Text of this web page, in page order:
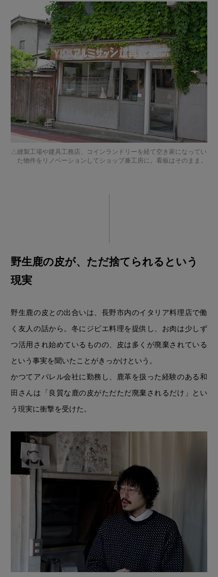
縫製工場や建具工務店、コインランドリーを経て空き家になってい
た物件をリノベーションしてショップ兼工房に。看板はそのまま。
野生鹿の皮が、ただ捨てられるという
現実
野生鹿の皮との出合いは、長野市内のイタリア料理店で働
く友人の話から。冬にジビエ料理を提供し、お肉は少しず
つ活用され始めているものの、皮は多くが廃棄されている
という事実を聞いたことがきっかけという。
かつてアパレル会社に勤務し、鹿革を扱った経験のある和
田さんは「良質な鹿の皮がただただ廃棄されるだけ」とい
う現実に衝撃を受けた。